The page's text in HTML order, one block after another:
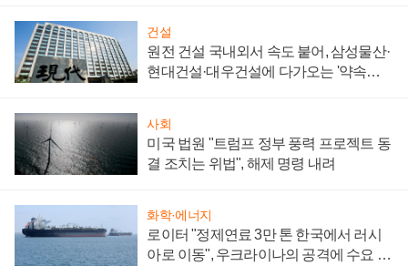
건설
원전 건설 국내외서 속도 붙어, 삼성물산·
현대건설·대우건설에 다가오는 '약속의
사회
미국 법원 "트럼프 정부 풍력 프로젝트 동
결 조치는 위법", 해제 명령 내려
화학·에너지
로이터 "정제연료 3만 톤 한국에서 러시
아로 이동", 우크라이나의 공격에 수요 늘